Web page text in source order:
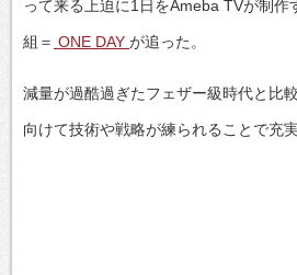
って来る上迫に1日をAmeba TVが制作
組＝ ONE DAY が追った。
減量が過酷過ぎたフェザー級時代と比
向けて技術や戦略が練られることで充